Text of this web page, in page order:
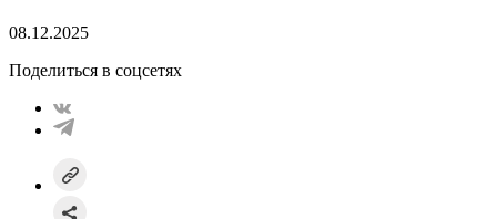
08.12.2025
Поделиться в соцсетях